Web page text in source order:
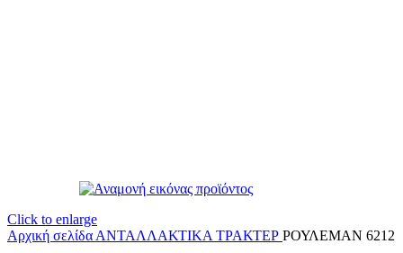
Click to enlarge
Αρχική σελίδα ΑΝΤΑΛΛΑΚΤΙΚΑ ΤΡΑΚΤΕΡ ΡΟΥΛΕΜΑΝ 6212